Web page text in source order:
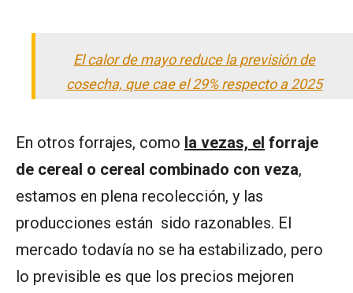
El calor de mayo reduce la previsión de
cosecha, que cae el 29% respecto a 2025
En otros forrajes, como la vezas, el forraje
de cereal o cereal combinado con veza,
estamos en plena recolección, y las
producciones están sido razonables. El
mercado todavía no se ha estabilizado, pero
lo previsible es que los precios mejoren